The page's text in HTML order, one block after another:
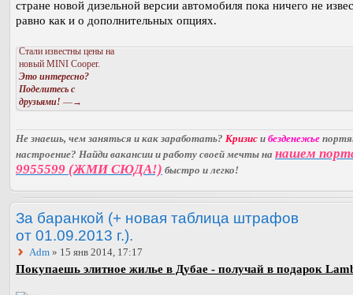
стране новой дизельной версии автомобиля пока ничего не
равно как и о дополнительных опциях.
Стали известны цены на
новый MINI Cooper.
Это интересно?
Поделитесь с
друзьями! —→
Не знаешь, чем заняться и как заработать? Кризис и безденежье
настроение? Найди вакансии и работу своей мечты на нашем
9955599 (ЖМИ СЮДА!) быстро и легко!
За баранкой (+ новая таблица штрафов
от 01.09.2013 г.).
Adm » 15 янв 2014, 17:17
Покупаешь элитное жилье в Дубае - получай в подарок